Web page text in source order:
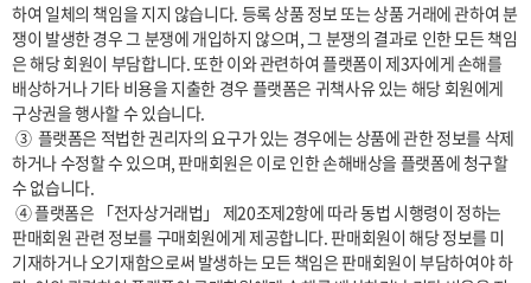
하여 일체의 책임을 지지 않습니다. 등록 상품 정보 또는 상품 거래에 관하여 분
쟁이 발생한 경우 그 분쟁에 개입하지 않으며, 그 분쟁의 결과로 인한 모든 책임
은 해당 회원이 부담합니다. 또한 이와 관련하여 플랫폼이 제3자에게 손해를
배상하거나 기타 비용을 지출한 경우 플랫폼은 귀책사유 있는 해당 회원에게
구상권을 행사할 수 있습니다.
하거나 수정할 수 있으며, 판매회원은 이로 인한 손해배상을 플랫폼에 청구할
수 없습니다.
판매회원 관련 정보를 구매회원에게 제공합니다. 판매회원이 해당 정보를 미
기재하거나 오기재함으로써 발생하는 모든 책임은 판매회원이 부담하여야 하